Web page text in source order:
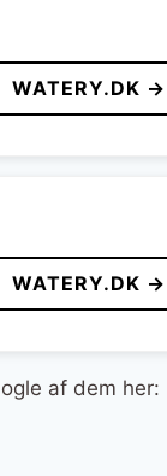
WATERY.DK →
WATERY.DK →
af dem her: